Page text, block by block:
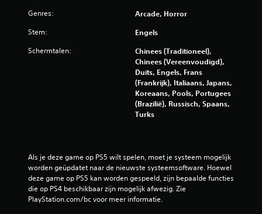
1
0
5
e
Genres: Arcade, Horror
Stem: Engels
Schermtalen:
Chinees (Traditioneel),
Chinees (Vereenvoudigd),
Duits, Engels, Frans
(Frankrijk), Italiaans, Japans,
Koreaans, Pools, Portugees
(Brazilië), Russisch, Spaans,
Turks
Als je deze game op PS5 wilt spelen, moet je systeem mogelijk
worden geüpdatet naar de nieuwste systeemsoftware. Hoewel
deze game op PS5 kan worden gespeeld, zijn bepaalde functies
die op PS4 beschikbaar zijn mogelijk afwezig. Zie
PlayStation.com/bc voor meer informatie.